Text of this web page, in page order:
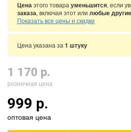
Ценаэтого товара уменьшится, если
заказа, включая этот или любые
Показать все цены и скидки
Цена указана за 1 штуку
1 170 р.
розничная цена
999 р.
оптовая цена